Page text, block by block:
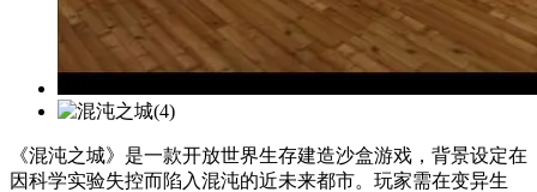
《混沌之城》是一款​​开放世界生存建造沙盒游戏​​，背景设定在
因科学实验失控而陷入混沌的近未来都市。玩家需在变异生